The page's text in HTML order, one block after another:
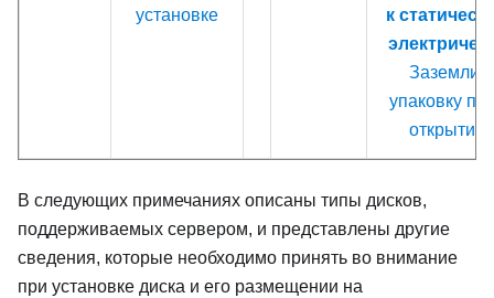
установке
к
упаковку
В следующих примечаниях описаны типы дисков,
поддерживаемых сервером, и представлены другие
сведения, которые необходимо принять во внимание
при установке диска и его размещении на